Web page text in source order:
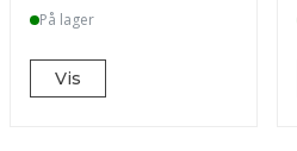
På lager
Vis